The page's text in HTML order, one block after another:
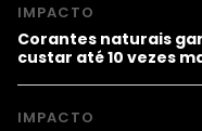
IMPACTO
Corantes naturais
custar até 10 vezes
IMPACTO